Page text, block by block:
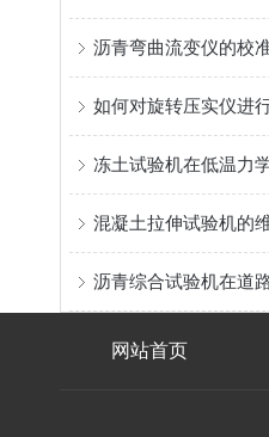
沥青弯曲流变仪的校
混凝土拉伸试验机的
沥青综合试验机在道
网站首页